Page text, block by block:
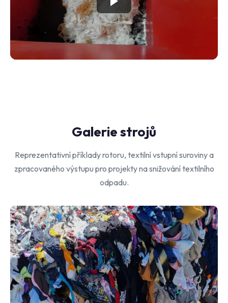
Galerie strojů
Reprezentativní příklady rotoru, textilní vstupní suroviny a
zpracovaného výstupu pro projekty na snižování textilního
odpadu.